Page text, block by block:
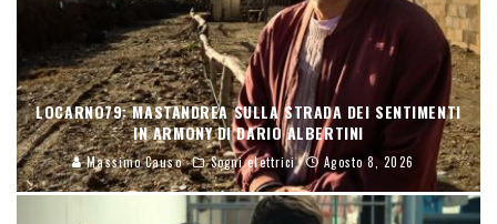
LOCARNO79: MASTANDREA SULLA STRADA DEI SENTIMENTI
IN ARMONY DI DARIO ALBERTINI
Massimo Causo Sogni elettrici Agosto 8, 2026